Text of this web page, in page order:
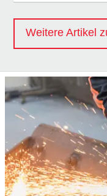
Weitere Artikel